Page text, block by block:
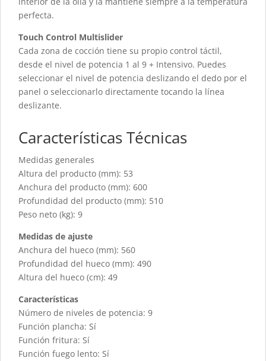
perfecta.
Touch Control Multislider
Cada zona de cocción tiene su propio control táctil,
desde el nivel de potencia 1 al 9 + Intensivo. Puedes
seleccionar el nivel de potencia deslizando el dedo por el
panel o seleccionarlo directamente tocando la línea
deslizante.
Características Técnicas
Medidas generales
Altura del producto (mm): 53
Anchura del producto (mm): 600
Profundidad del producto (mm): 510
Peso neto (kg): 9
Medidas de ajuste
Anchura del hueco (mm): 560
Profundidad del hueco (mm): 490
Altura del hueco (cm): 49
Características
Número de niveles de potencia: 9
Función plancha: Sí
Función fritura: Sí
Función fuego lento: Sí